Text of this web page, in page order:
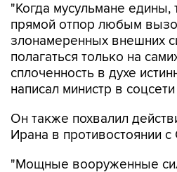
"Когда мусульмане
прямой отпор любым
злонамеренных внешних
полагаться только на
сплоченность в духе
написал министр в
Он также похвалил
Ирана в противостоянии
"Мощные вооруженные